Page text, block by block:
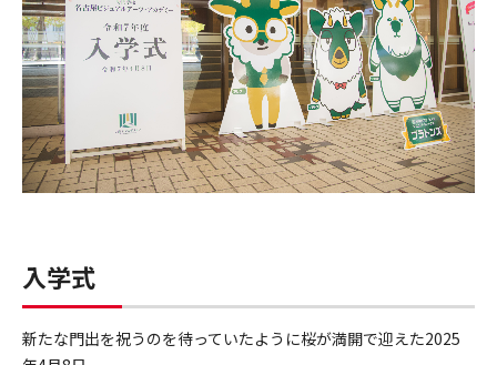
入学式
新たな門出を祝うのを待っていたように桜が満開で迎えた2025